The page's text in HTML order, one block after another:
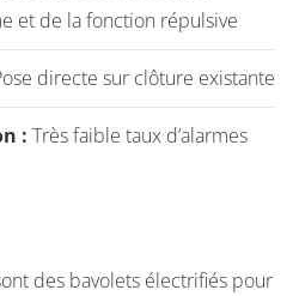
et de la fonction répulsive
directe sur clôture existante
: Très faible taux d’alarmes
des bavolets électrifiés pour